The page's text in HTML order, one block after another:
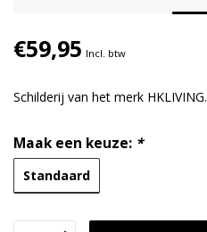
€59,95 Incl. btw
Schilderij van het merk HKLIVING.
Maak een keuze: *
Standaard